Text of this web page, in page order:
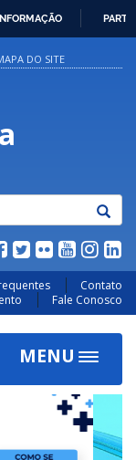
DO SITE
Contato
Fale Conosco
MENU
Toggle
Next